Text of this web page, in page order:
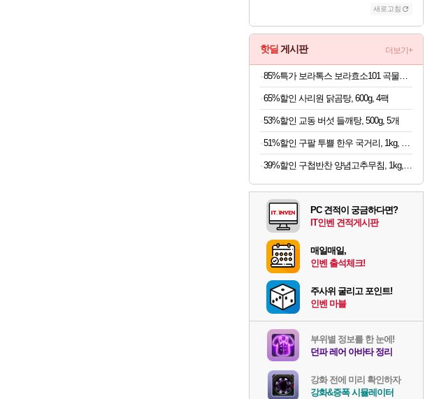
새로고침
핫딜 게시판 더보기+
65%할인 사리원 닭곰탕, 600g, 4팩
53%할인 교동 버섯 들깨탕, 500g, 5개
39%할인 구첩반찬 양념고추무침, 1kg, 1개
PC 견적이 궁금하다면?
IT인벤 견적게시판
매일매일,
인벤 출석체크!
주사위 굴리고 포인트!
인벤 마블
부위별 정보를 한 눈에!
던파 레어 아바타 정리
강화 전에 미리 확인하자
강화&증폭 시뮬레이터